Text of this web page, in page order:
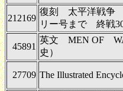
212169
復刻 太平洋戦争
リー号まで 終戦
45891
英文 MEN OF
史）
27709 The Illustrated